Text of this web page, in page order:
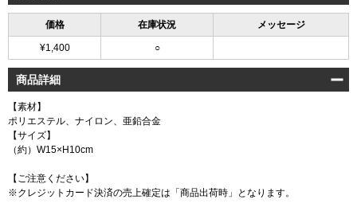
価格 在庫状況 メッセージ
¥1,400 ○
商品詳細
【素材】
ポリエステル、ナイロン、亜鉛合金
【サイズ】
（約）W15×H10cm
【ご注意ください】
※クレジットカード決済の売上確定は「商品出荷時」となります。